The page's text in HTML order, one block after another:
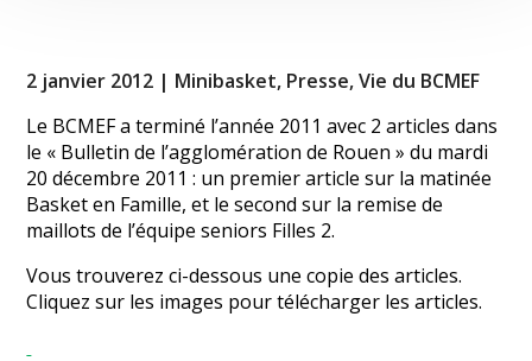
2 janvier 2012 | Minibasket, Presse,Vie du BCMEF
Le BCMEF a terminé l’année 2011 avec 2 articles dans
le « Bulletin de l’agglomération de Rouen » du mardi
20 décembre 2011 : un premier article sur la matinée
Basket en Famille, et le second sur la remise de
maillots de l’équipe seniors Filles 2.
Vous trouverez ci-dessous une copie des articles.
Cliquez sur les images pour télécharger les articles.